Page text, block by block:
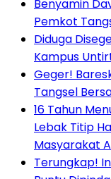
Benyamin
Pemkot
Diduga
Kampus
Geger!
Tangsel
16 Tahun
Lebak Titip
Masyarakat
Terungkap!